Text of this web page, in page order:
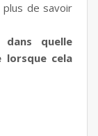
plus de savoir
quelle
lorsque cela